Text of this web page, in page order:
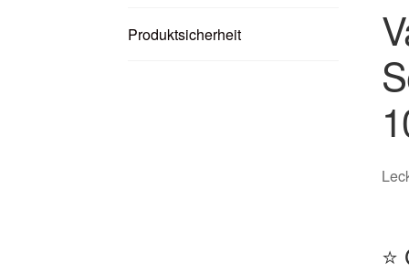
Produktsicherheit